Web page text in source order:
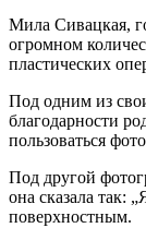
Мила Сивацкая,
огромном
пластических
Под одним из
благодарности
пользоваться
Под другой
она сказала так:
поверхностным.